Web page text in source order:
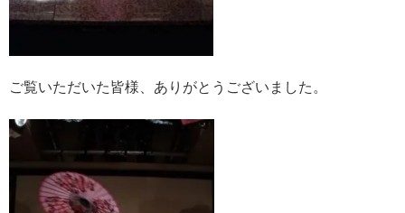
ご覧いただいた皆様、ありがとうございました。